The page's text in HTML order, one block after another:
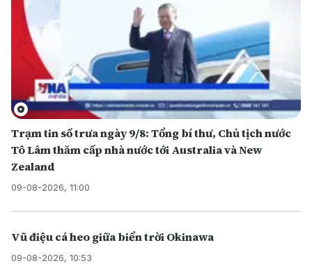
Trạm tin số trưa ngày 9/8: Tổng bí thư, Chủ tịch nước
Tô Lâm thăm cấp nhà nước tới Australia và New
Zealand
09-08-2026, 11:00
Vũ điệu cá heo giữa biển trời Okinawa
09-08-2026, 10:53